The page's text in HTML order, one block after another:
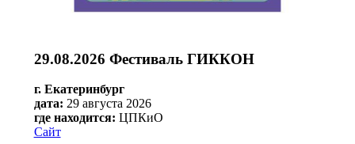
29.08.2026 Фестиваль ГИККОН
г. Екатеринбург
дата: 29 августа 2026
где находится: ЦПКиО
Сайт